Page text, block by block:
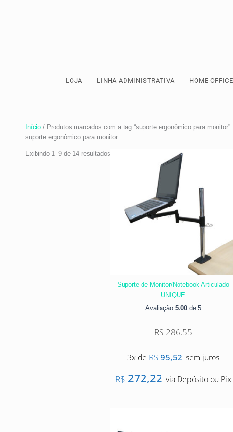
LOJA LINHA ADMINISTRATIVA HOME OFFICE
Início / Produtos marcados com a tag “suporte ergonômico para monitor”
suporte ergonômico para monitor
Exibindo 1–9 de 14 resultados
Suporte de Monitor/Notebook Articulado
UNIQUE
Avaliação 5.00de 5
R$ 286,55
3x de R$ 95,52 sem juros
R$ 272,22 via Depósito ou Pix